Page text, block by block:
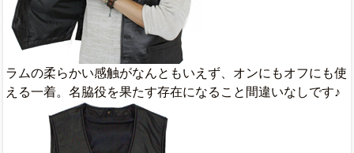
ラムの柔らかい感触がなんともいえず、オンにもオフにも使
える一着。名脇役を果たす存在になること間違いなしです♪